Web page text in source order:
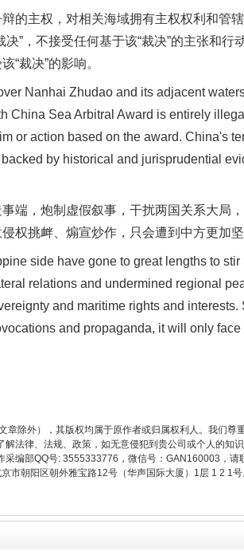
主权，对相关海域拥有主权权利和管辖
”，不接受任何基于该“裁决”的主张和
“裁决”的影响。
Nanhai Zhudao and its adjacent
China Sea Arbitral Award is entirely
or action based on the award. China's
by historical and jurisprudential
，炮制虚假叙事，干扰两国关系大局，
权挑衅、煽宣炒作，只会遭到中方更加坚
side have gone to great lengths to stir
relations and undermined regional
and maritime rights and
and propaganda, it will only
章除外），其版权均属于原作者或归属权利人。我们
法律、法规、政策，如无意侵犯到贵公司或个人的知
编部QQ号: 3555333776，微信号：GAN160003，
市朝阳区朝外雅宝路12号（华声国际大厦）1层 1 2 1
纸欠条伤亲情 巡回调解促和解..
一批国家标准开始实施